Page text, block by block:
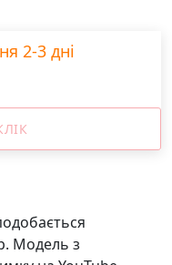
2-3 дні
Модель з